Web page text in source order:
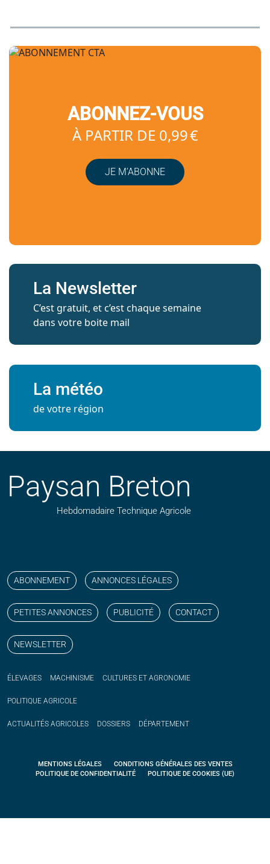
ABONNEZ-VOUS
À PARTIR DE 0,99 €
JE M’ABONNE
La Newsletter
C’est gratuit, et c’est chaque semaine
dans votre boite mail
La météo
de votre région
Paysan Breton
Hebdomadaire Technique Agricole
ABONNEMENT ANNONCES LÉGALES
PETITES ANNONCES PUBLICITÉ CONTACT
NEWSLETTER
ÉLEVAGES MACHINISME CULTURES ET AGRONOMIE
POLITIQUE AGRICOLE
ACTUALITÉS AGRICOLES DOSSIERS DÉPARTEMENT
MENTIONS LÉGALES
CONDITIONS GÉNÉRALES DES VENTES
POLITIQUE DE CONFIDENTIALITÉ
POLITIQUE DE COOKIES (UE)